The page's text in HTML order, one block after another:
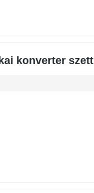
konverter szett